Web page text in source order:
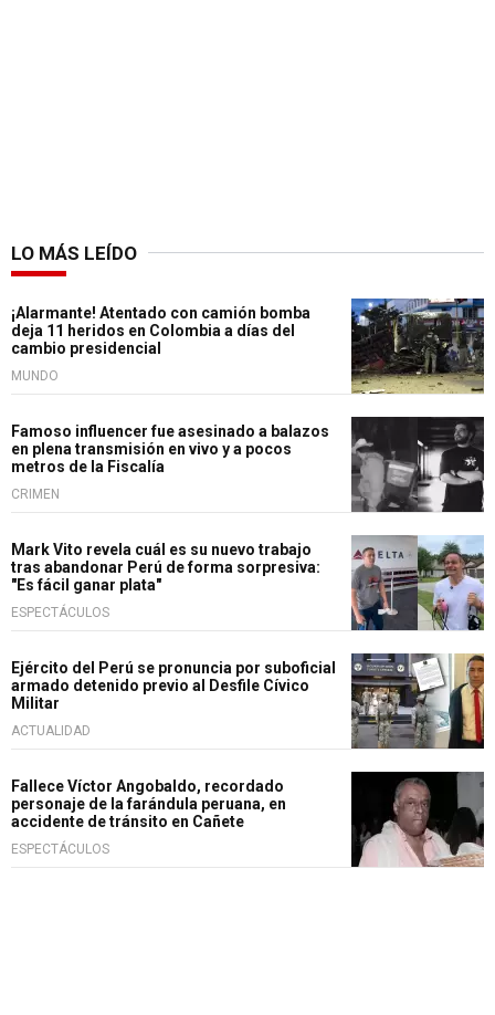
LO MÁS LEÍDO
¡Alarmante! Atentado con camión bomba
deja 11 heridos en Colombia a días del
cambio presidencial
MUNDO
Famoso influencer fue asesinado a balazos
en plena transmisión en vivo y a pocos
metros de la Fiscalía
CRIMEN
Mark Vito revela cuál es su nuevo trabajo
tras abandonar Perú de forma sorpresiva:
"Es fácil ganar plata"
ESPECTÁCULOS
Ejército del Perú se pronuncia por suboficial
armado detenido previo al Desfile Cívico
Militar
ACTUALIDAD
Fallece Víctor Angobaldo, recordado
personaje de la farándula peruana, en
accidente de tránsito en Cañete
ESPECTÁCULOS